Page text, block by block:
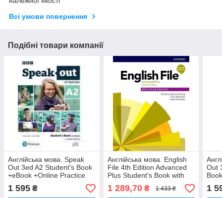
Всі умови повернення
Подібні товари компанії
Англійська мова. Speak
Out 3ed A2 Student's Book
+eBook +Online Practice
1 595 ₴
Англійська мова. English
File 4th Edition Advanced
Plus Student's Book with
Online Practice
1 289,70₴ 1 433 ₴
Out
1